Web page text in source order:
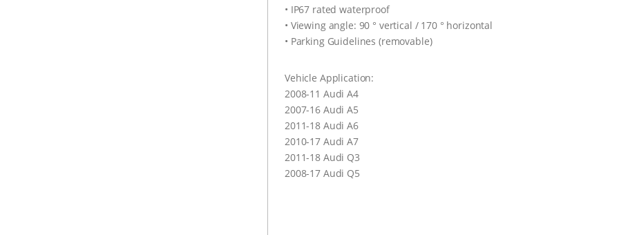
• IP67 rated waterproof
• Viewing angle: 90 ° vertical / 170 ° horizontal
• Parking Guidelines (removable)
Vehicle Application:
2008-11 Audi A4
2007-16 Audi A5
2011-18 Audi A6
2010-17 Audi A7
2011-18 Audi Q3
2008-17 Audi Q5